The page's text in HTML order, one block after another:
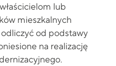
lub
mieszkalnych
od podstawy
na realizację